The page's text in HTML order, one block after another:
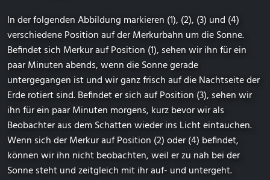
In der folgenden Abbildung markieren (1), (2), (3) und (4)
verschiedene Position auf der Merkurbahn um die Sonne.
Befindet sich Merkur auf Position (1), sehen wir ihn für ein
paar Minuten abends, wenn die Sonne gerade
untergegangen ist und wir ganz frisch auf die Nachtseite der
Erde rotiert sind. Befindet er sich auf Position (3), sehen wir
ihn für ein paar Minuten morgens, kurz bevor wir als
Beobachter aus dem Schatten wieder ins Licht eintauchen.
Wenn sich der Merkur auf Position (2) oder (4) befindet,
können wir ihn nicht beobachten, weil er zu nah bei der
Sonne steht und zeitgleich mit ihr auf- und untergeht.